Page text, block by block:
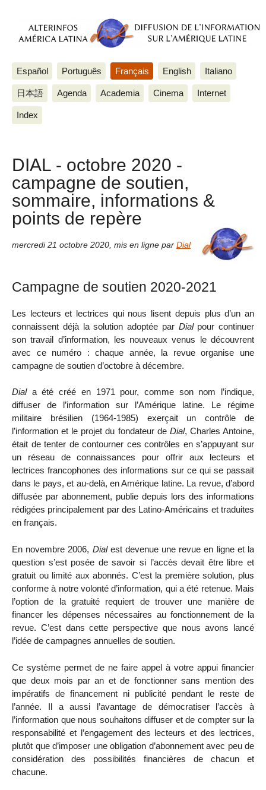
Español Português Français English Italiano
日本語 Agenda Academia Cinema Internet
Index
DIAL - octobre 2020 -
campagne de soutien,
sommaire, informations &
points de repère
mercredi 21 octobre 2020 mis en ligne par Dial
Campagne de soutien 2020-2021
Les lecteurs et lectrices qui nous lisent depuis plus d’un an
connaissent déjà la solution adoptée par Dialpour continuer
son travail d’information, les nouveaux venus le découvrent
avec ce numéro : chaque année, la revue organise une
campagne de soutien d’octobre à décembre.
Diala été créé en 1971 pour, comme son nom l’indique,
diffuser de l’information sur l’Amérique latine. Le régime
militaire brésilien (1964-1985) exerçait un contrôle de
l’information et le projet du fondateur de Dial, Charles Antoine,
était de tenter de contourner ces contrôles en s’appuyant sur
un réseau de connaissances pour offrir aux lecteurs et
lectrices francophones des informations sur ce qui se passait
dans le pays, et au-delà, en Amérique latine. La revue, d’abord
diffusée par abonnement, publie depuis lors des informations
rédigées principalement par des Latino-Américains et traduites
en français.
En novembre 2006, Dialest devenue une revue en ligne et la
question s’est posée de savoir si l’accès devait être libre et
gratuit ou limité aux abonnés. C’est la première solution, plus
conforme à notre volonté d’information, qui a été retenue. Mais
l’option de la gratuité requiert de trouver une manière de
financer les dépenses nécessaires au fonctionnement de la
revue. C’est dans cette perspective que nous avons lancé
l’idée de campagnes annuelles de soutien.
Ce système permet de ne faire appel à votre appui financier
que deux mois par an et de fonctionner sans mention des
impératifs de financement ni publicité pendant le reste de
l’année. Il a aussi l’avantage de démocratiser l’accès à
l’information que nous souhaitons diffuser et de compter sur la
responsabilité et l’engagement des lecteurs et des lectrices,
plutôt que d’imposer une obligation d’abonnement avec peu de
considération des possibilités financières de chacun et
chacune.